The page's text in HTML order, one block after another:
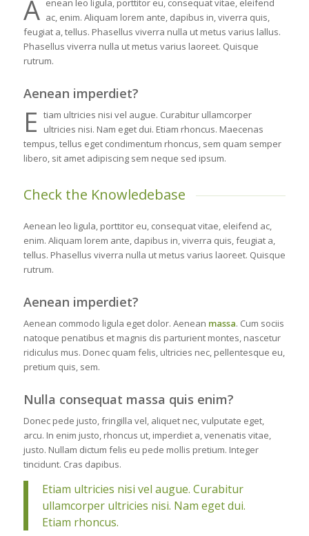
A enean leo ligula, porttitor eu, consequat vitae, eleifend
ac, enim. Aliquam lorem ante, dapibus in, viverra quis,
feugiat a, tellus. Phasellus viverra nulla ut metus varius lallus.
Phasellus viverra nulla ut metus varius laoreet. Quisque
rutrum.
Aenean imperdiet?
E tiam ultricies nisi vel augue. Curabitur ullamcorper
ultricies nisi. Nam eget dui. Etiam rhoncus. Maecenas
tempus, tellus eget condimentum rhoncus, sem quam semper
libero, sit amet adipiscing sem neque sed ipsum.
Check the Knowledebase
Aenean leo ligula, porttitor eu, consequat vitae, eleifend ac,
enim. Aliquam lorem ante, dapibus in, viverra quis, feugiat a,
tellus. Phasellus viverra nulla ut metus varius laoreet. Quisque
rutrum.
Aenean imperdiet?
Aenean commodo ligula eget dolor. Aenean massa. Cum sociis
natoque penatibus et magnis dis parturient montes, nascetur
ridiculus mus. Donec quam felis, ultricies nec, pellentesque eu,
pretium quis, sem.
Nulla consequat massa quis enim?
Donec pede justo, fringilla vel, aliquet nec, vulputate eget,
arcu. In enim justo, rhoncus ut, imperdiet a, venenatis vitae,
justo. Nullam dictum felis eu pede mollis pretium. Integer
tincidunt. Cras dapibus.
Etiam ultricies nisi vel augue. Curabitur
ullamcorper ultricies nisi. Nam eget dui.
Etiam rhoncus.